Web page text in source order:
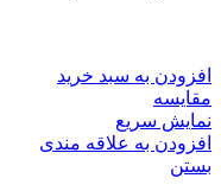
افزودن به سبد خرید
مقایسه
نمایش سریع
افزودن به علاقه مندی
بستن